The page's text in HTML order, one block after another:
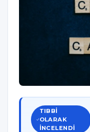
TIBBI
OLARAK
INCELENDI